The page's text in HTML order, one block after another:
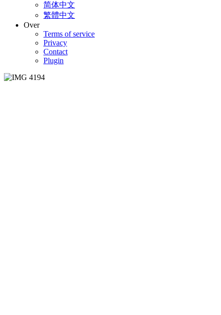
简体中文
繁體中文
Over
Terms of service
Privacy
Contact
Plugin